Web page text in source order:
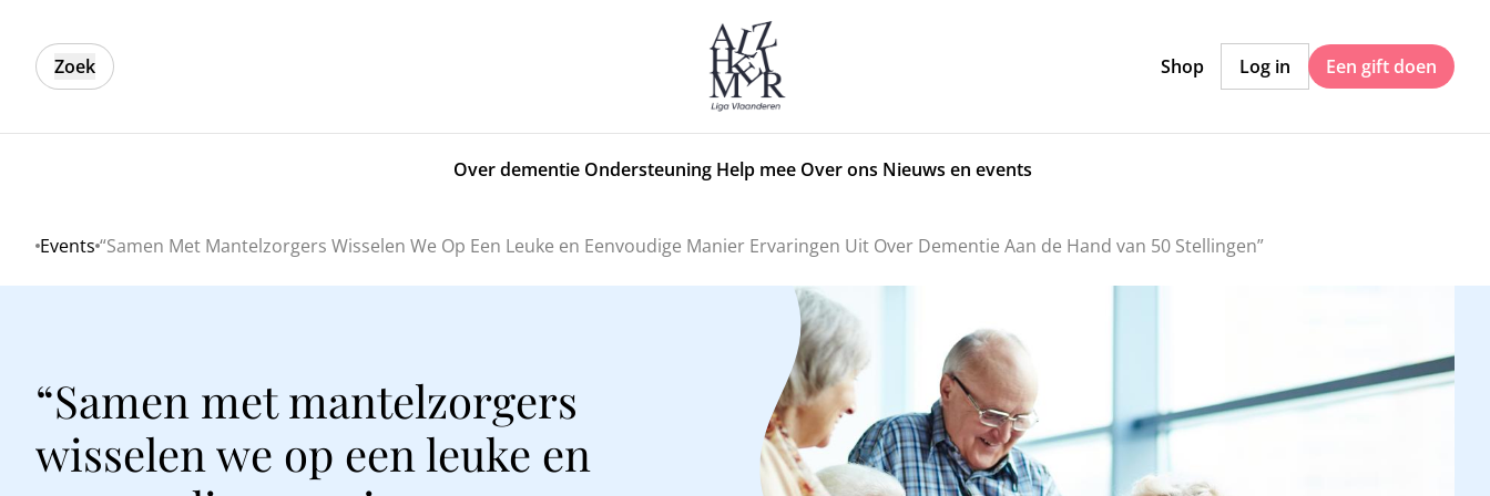
Zoek Shop Log in Een gift doen
Over dementie Ondersteuning Help mee Over ons Nieuws en events
Home
Events “Samen Met Mantelzorgers Wisselen We Op Een Leuke en Eenvoudige Manier Ervaringen Uit Over Dementie Aan de Hand van 50 Stellingen”
“Samen met mantelzorgers
wisselen we op een leuke en